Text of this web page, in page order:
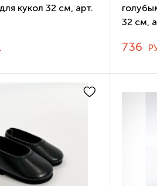
кукол 32 см, арт.
32 см,
736